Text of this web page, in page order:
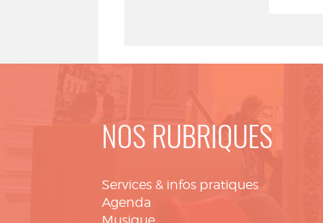
NOS RUBRIQUES
Services & infos pratiques
Agenda